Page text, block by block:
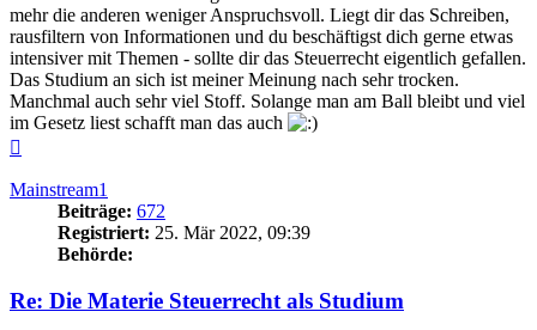
mehr die anderen weniger Anspruchsvoll. Liegt dir das Schreiben,
rausfiltern von Informationen und du beschäftigst dich gerne etwas
intensiver mit Themen - sollte dir das Steuerrecht eigentlich gefallen.
Das Studium an sich ist meiner Meinung nach sehr trocken.
Manchmal auch sehr viel Stoff. Solange man am Ball bleibt und viel
im Gesetz liest schafft man das auch
Mainstream1
Beiträge: 672
Registriert: 25. Mär 2022, 09:39
Behörde:
Re: Die Materie Steuerrecht als Studium